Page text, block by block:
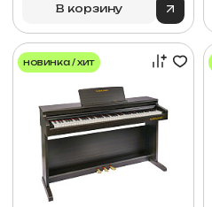
В корзину
новинка / хит